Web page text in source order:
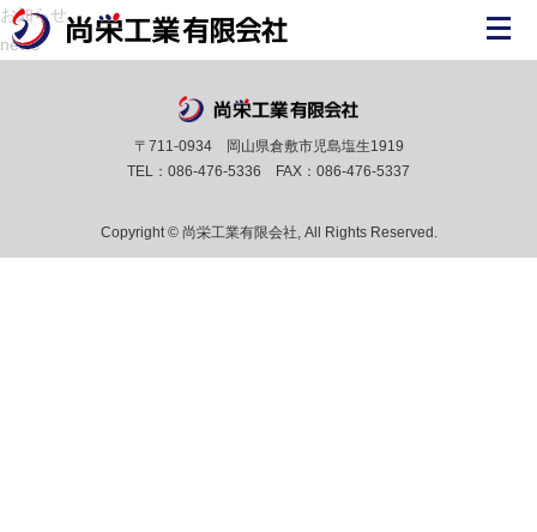
お知らせ
news
〒711-0934 岡山県倉敷市児島塩生1919
TEL：086-476-5336 FAX：086-476-5337
Copyright © 尚栄工業有限会社, All Rights Reserved.